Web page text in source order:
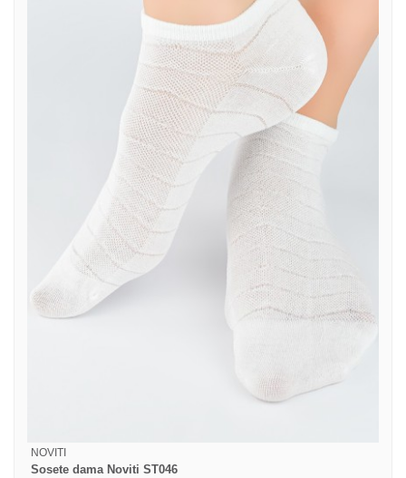
NOVITI
Sosete dama Noviti ST046